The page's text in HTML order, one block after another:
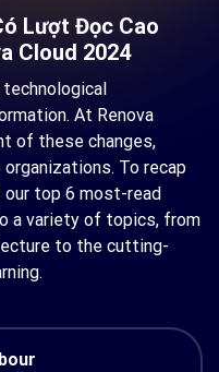
Lượt Đọc Cao
Cloud 2024
technological
At Renova
of these changes,
To recap
our top 6 most-read
a variety of topics, from
to the cutting-